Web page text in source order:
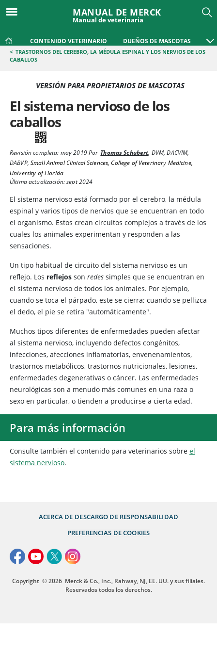
MANUAL DE MERCK
Manual de veterinaria
CONTENIDO VETERINARIO DUEÑOS DE MASCOTAS
< TRASTORNOS DEL CEREBRO, LA MÉDULA ESPINAL Y LOS NERVIOS DE LOS
CABALLOS
VERSIÓN PARA PROPIETARIOS DE MASCOTAS
El sistema nervioso de los
caballos
Revisión completa: may 2019Por Thomas Schubert, DVM, DACVIM,
DABVP, Small Animal Clinical Sciences, College of Veterinary Medicine,
University of Florida
Última actualización: sept 2024
El sistema nervioso está formado por el cerebro, la médula
espinal y varios tipos de nervios que se encuentran en todo
el organismo. Estos crean circuitos complejos a través de los
cuales los animales experimentan y responden a las
sensaciones.
Un tipo habitual de circuito del sistema nervioso es un
reflejo. Los reflejos son redes simples que se encuentran en
el sistema nervioso de todos los animales. Por ejemplo,
cuando se toca el párpado, este se cierra; cuando se pellizca
el dedo, el pie se retira "automáticamente".
Muchos tipos diferentes de enfermedades pueden afectar
al sistema nervioso, incluyendo defectos congénitos,
infecciones, afecciones inflamatorias, envenenamientos,
trastornos metabólicos, trastornos nutricionales, lesiones,
enfermedades degenerativas o cáncer. Las enfermedades
neurológicas son a menudo más comunes en una raza o
sexo en particular, o tienden a producirse a cierta edad.
Para más información
Consulte también el contenido para veterinarios sobre el
sistema nervioso.
ACERCA DE DESCARGO DE RESPONSABILIDAD
PREFERENCIAS DE COOKIES
Copyright © 2026 Merck & Co., Inc., Rahway, NJ, EE. UU. y sus filiales.
Reservados todos los derechos.